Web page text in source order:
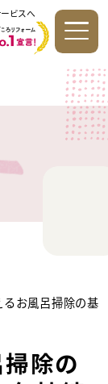
ビスへ
るお風呂掃除の
除の